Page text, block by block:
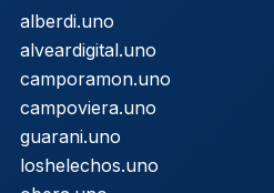
alberdi.uno
alveardigital.uno
camporamon.uno
campoviera.uno
guarani.uno
loshelechos.uno